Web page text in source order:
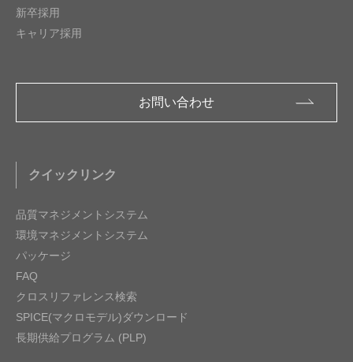
新卒採用
キャリア採用
お問い合わせ
クイックリンク
品質マネジメントシステム
環境マネジメントシステム
パッケージ
FAQ
クロスリファレンス検索
SPICE(マクロモデル)ダウンロード
長期供給プログラム (PLP)